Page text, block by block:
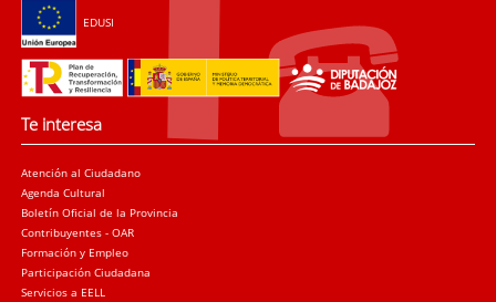
EDUSI
Te interesa
Atención al Ciudadano
Agenda Cultural
Boletín Oficial de la Provincia
Contribuyentes - OAR
Formación y Empleo
Participación Ciudadana
Servicios a EELL